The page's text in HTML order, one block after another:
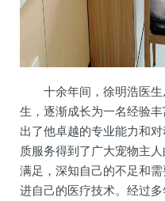
十余年间，徐明浩医
生，逐渐成长为一名经验
出了他卓越的专业能力和
质服务得到了广大宠物主
满足，深知自己的不足和
进自己的医疗技术。经过